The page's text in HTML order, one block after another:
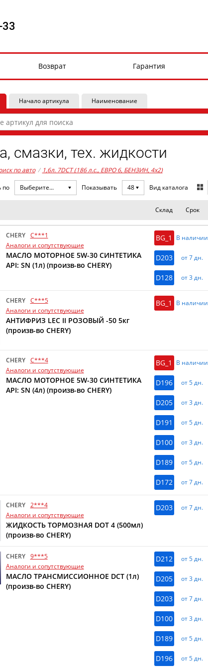
33
Возврат Гарантия
Начало артикула Наименование
смазки, тех. жидкости
по авто / 1,6л. 7DCT (186 л.с., ЕВРО 6, БЕНЗИН, 4x2)
по Выберите... Показывать 48 Вид каталога
Склад Срок
CHERY
C***1
Аналоги и сопутствующие
МАСЛО МОТОРНОЕ 5W-30 СИНТЕТИКА
API: SN (1л) (произв-во CHERY)
BG_1 В наличии
D203 от 7 дн.
D128 от 3 дн.
CHERY
C***5
Аналоги и сопутствующие
АНТИФРИЗ LEC II РОЗОВЫЙ -50 5кг
(произв-во CHERY)
BG_1 В наличии
CHERY
C***4
Аналоги и сопутствующие
МАСЛО МОТОРНОЕ 5W-30 СИНТЕТИКА
API: SN (4л) (произв-во CHERY)
BG_1 В наличии
D196 от 5 дн.
D205 от 3 дн.
D191 от 5 дн.
D100 от 3 дн.
D189 от 5 дн.
D172 от 7 дн.
CHERY
2***4
Аналоги и сопутствующие
ЖИДКОСТЬ ТОРМОЗНАЯ DOT 4 (500мл)
(произв-во CHERY)
D203 от 7 дн.
CHERY
9***5
Аналоги и сопутствующие
МАСЛО ТРАНСМИССИОННОЕ DCT (1л)
(произв-во CHERY)
D212 от 5 дн.
D205 от 3 дн.
D203 от 7 дн.
D100 от 3 дн.
D189 от 5 дн.
D196 от 5 дн.